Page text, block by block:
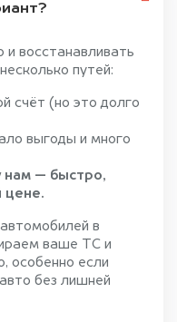
и восстанавливать
путей:
счёт (но это долго
выгоды и много
нам — быстро,
цене.
в
ваше ТС и
особенно если
без лишней